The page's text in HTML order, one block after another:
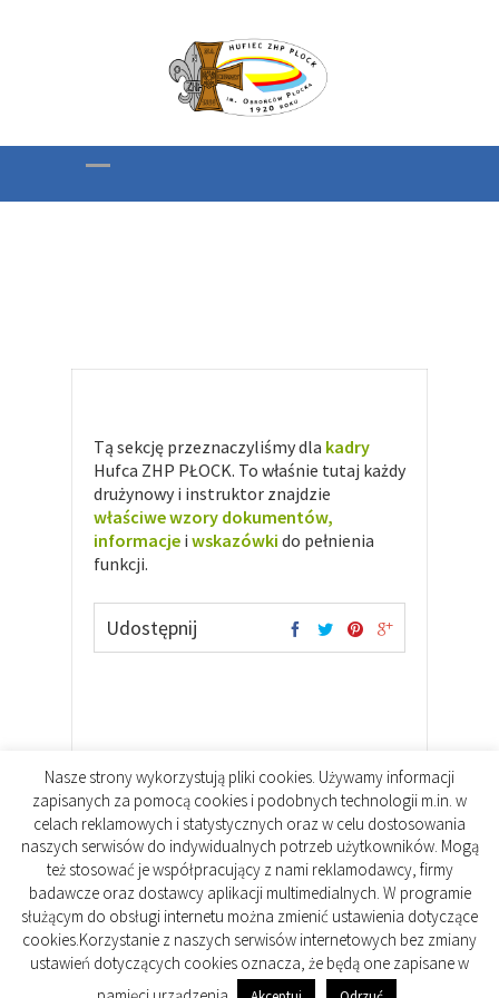
Tą sekcję przeznaczyliśmy dla kadry
Hufca ZHP PŁOCK. To właśnie tutaj każdy
drużynowy i instruktor znajdzie
właściwe wzory dokumentów,
informacje i wskazówki do pełnienia
funkcji.
Udostępnij
Copyright © 2026. All rights reserved.
Designed byWPlook Studio
Kontakt Repozytorium Plików
Nasze strony wykorzystują pliki cookies. Używamy informacji
zapisanych za pomocą cookies i podobnych technologii m.in. w
celach reklamowych i statystycznych oraz w celu dostosowania
naszych serwisów do indywidualnych potrzeb użytkowników. Mogą
też stosować je współpracujący z nami reklamodawcy, firmy
badawcze oraz dostawcy aplikacji multimedialnych. W programie
służącym do obsługi internetu można zmienić ustawienia dotyczące
cookies.Korzystanie z naszych serwisów internetowych bez zmiany
ustawień dotyczących cookies oznacza, że będą one zapisane w